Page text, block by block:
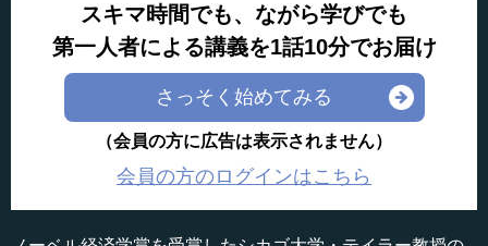
スキマ時間でも、ながら学びでも
第一人者による講義を1話10分でお届け
さっそく始めてみる
（会員の方に広告は表示されません）
会員の方のログインはこちら